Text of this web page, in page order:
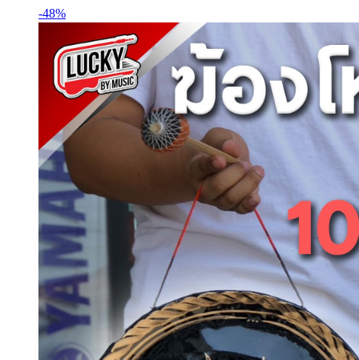
฿288.฿511.
-48%